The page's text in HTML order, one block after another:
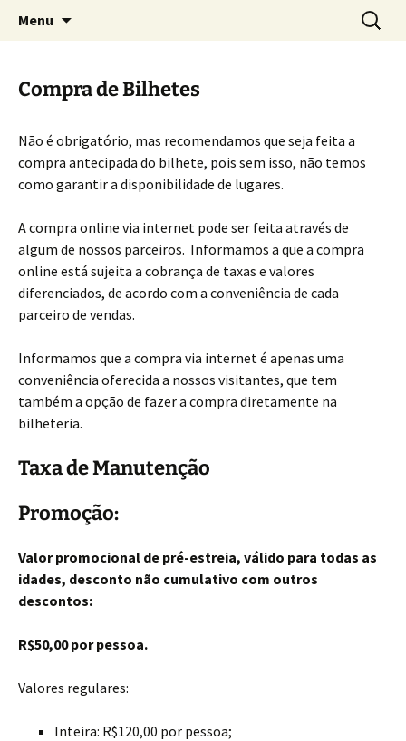
Expresso Mantiqueira
Menu
Search
for:
Compra de Bilhetes
Não é obrigatório, mas recomendamos que seja feita a
compra antecipada do bilhete, pois sem isso, não temos
como garantir a disponibilidade de lugares.
A compra online via internet pode ser feita através de
algum de nossos parceiros. Informamos a que a compra
online está sujeita a cobrança de taxas e valores
diferenciados, de acordo com a conveniência de cada
parceiro de vendas.
Informamos que a compra via internet é apenas uma
conveniência oferecida a nossos visitantes, que tem
também a opção de fazer a compra diretamente na
bilheteria.
Taxa de Manutenção
Promoção:
Valor promocional de pré-estreia, válido para todas as
idades, desconto não cumulativo com outros
descontos:
R$50,00 por pessoa.
Valores regulares:
Inteira: R$120,00 por pessoa;